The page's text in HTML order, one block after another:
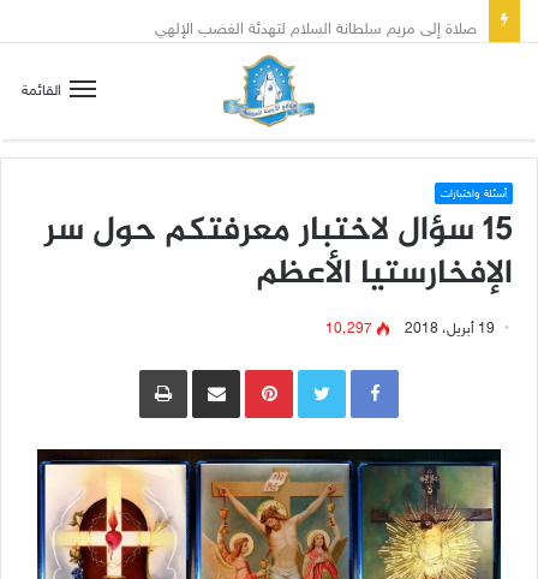
صلاة إلى مريم سلطانة السلام لتهدئة الغضب الإلهي
القائمة
أسئلة واختبارات
15 سؤال لاختبار معرفتكم حول سر
الإفخارستيا الأعظم
19 أبريل، 2018 10٬297
Pinterestمشاركة عبر البريد طباعة